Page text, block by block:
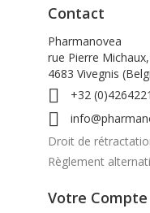
Contact
Pharmanovea
rue Pierre
4683 Vivegnis
 +32

Droit de
Règlement
Votre Compte